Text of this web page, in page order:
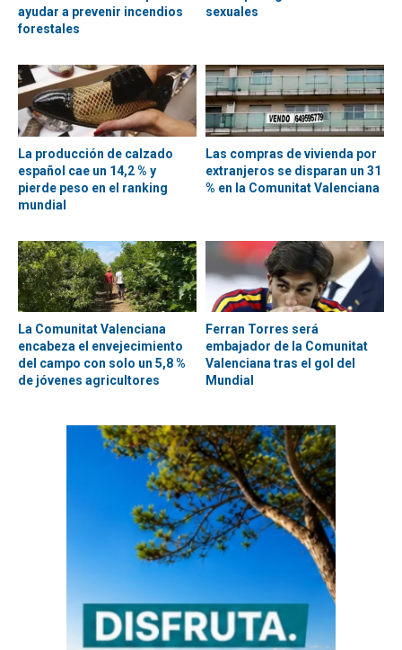
ayudar a prevenir incendios
forestales
sexuales
La producción de calzado
español cae un 14,2 % y
pierde peso en el ranking
mundial
Las compras de vivienda por
extranjeros se disparan un 31
% en la Comunitat Valenciana
La Comunitat Valenciana
encabeza el envejecimiento
del campo con solo un 5,8 %
de jóvenes agricultores
Ferran Torres será
embajador de la Comunitat
Valenciana tras el gol del
Mundial